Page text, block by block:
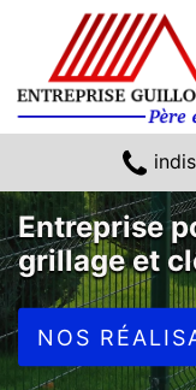
Entreprise
grillage et
NOS